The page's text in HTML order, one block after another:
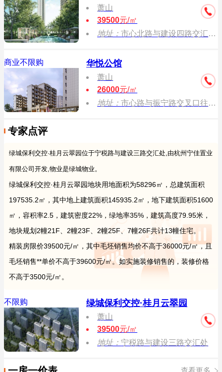
萧山
39500元/㎡
地址：市心北路与建设四路交汇处东北侧
商业不限购 华悦公馆
萧山
26000元/㎡
地址：市心路与振宁路交叉口往东300米
专家点评
绿城保利交控·桂月云翠园位于宁税路与建设三路交汇处,由杭州宁佳置业
有限公司开发,物业是绿城物业。
绿城保利交控·桂月云翠园地块用地面积为58296㎡，总建筑面积
197535.2㎡，其中地上建筑面积145935.2㎡，地下建筑面积51600
㎡，容积率2.5，建筑密度22%，绿地率35%，建筑高度79.95米，
地块规划2幢21F、2幢23F、2幢25F、7幢26F共计13幢住宅。
精装房限价39500元/㎡，其中毛坯销售均价不高于36000元/㎡，且
毛坯销售**单价不高于39600元/㎡。如实施装修销售的，装修价格
不高于3500元/㎡。
不限购 绿城保利交控·桂月云翠园
萧山
39500元/㎡
地址：宁税路与建设三路交汇处